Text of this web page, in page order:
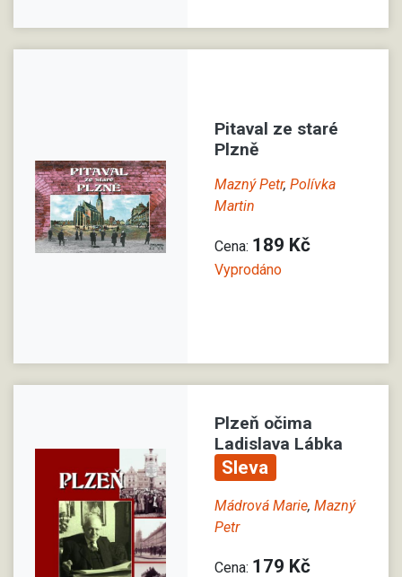
Pitaval ze staré
Plzně
Mazný Petr, Polívka
Martin
Cena: 189 Kč
Vyprodáno
Plzeň očima
Ladislava Lábka
Sleva
Mádrová Marie, Mazný
Petr
Cena: 179 Kč